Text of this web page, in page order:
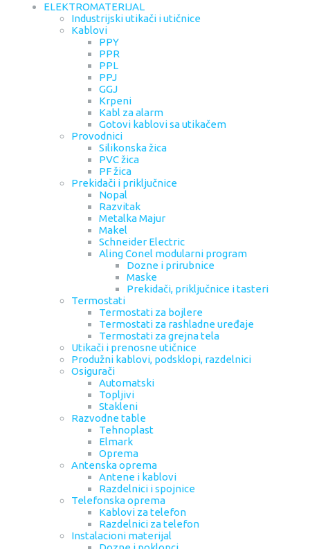
ELEKTROMATERIJAL
Industrijski utikači i utičnice
Kablovi
PPY
PPR
PPL
PPJ
GGJ
Krpeni
Kabl za alarm
Gotovi kablovi sa utikačem
Provodnici
Silikonska žica
PVC žica
PF žica
Prekidači i priključnice
Nopal
Razvitak
Metalka Majur
Makel
Schneider Electric
Aling Conel modularni program
Dozne i prirubnice
Maske
Prekidači, priključnice i tasteri
Termostati
Termostati za bojlere
Termostati za rashladne uređaje
Termostati za grejna tela
Utikači i prenosne utičnice
Produžni kablovi, podsklopi, razdelnici
Osigurači
Automatski
Topljivi
Stakleni
Razvodne table
Tehnoplast
Elmark
Oprema
Antenska oprema
Antene i kablovi
Razdelnici i spojnice
Telefonska oprema
Kablovi za telefon
Razdelnici za telefon
Instalacioni materijal